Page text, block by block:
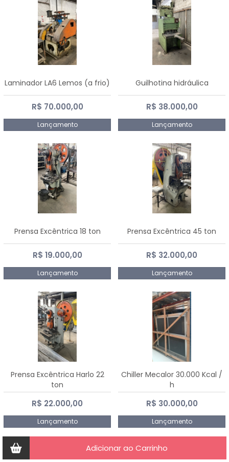
Laminador LA6 Lemos (a frio)
R$ 70.000,00
Lançamento
Guilhotina hidráulica
R$ 38.000,00
Lançamento
Prensa Excêntrica 18 ton
R$ 19.000,00
Lançamento
Prensa Excêntrica 45 ton
R$ 32.000,00
Lançamento
Prensa Excêntrica Harlo 22
ton
R$ 22.000,00
Lançamento
Chiller Mecalor 30.000 Kcal /
h
R$ 30.000,00
Lançamento
Adicionar ao Carrinho